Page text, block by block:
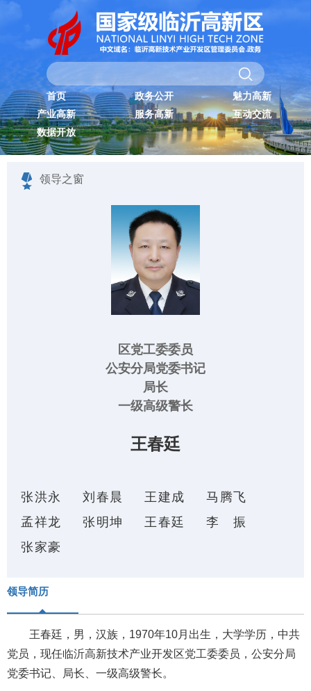
首页 政务公开
魅力高新
产业高新
服务高新
互动交流
数据开放
领导之窗
区党工委委员
公安分局党委书记
局长
一级高级警长
王春廷
张洪永 刘春晨 王建成
马腾飞
孟祥龙
张明坤 王春廷
李振
张家豪
领导简历
王春廷，男，汉族，1970年10月出生，大学学历，中共
党员，现任临沂高新技术产业开发区党工委委员，公安分局
党委书记、局长、一级高级警长。